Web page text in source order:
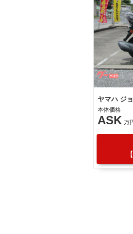
ヤマハ ジ
本体価格
ASK 万